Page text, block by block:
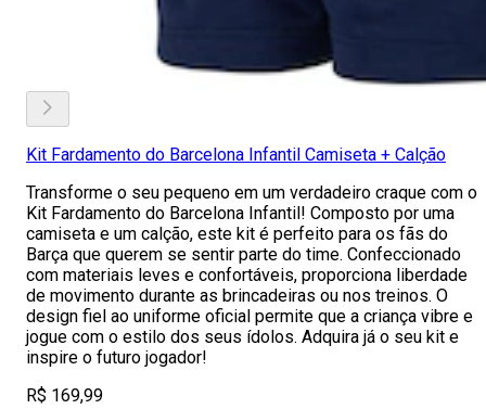
Kit Fardamento do Barcelona Infantil Camiseta + Calção
Transforme o seu pequeno em um verdadeiro craque com o
Kit Fardamento do Barcelona Infantil! Composto por uma
camiseta e um calção, este kit é perfeito para os fãs do
Barça que querem se sentir parte do time. Confeccionado
com materiais leves e confortáveis, proporciona liberdade
de movimento durante as brincadeiras ou nos treinos. O
design fiel ao uniforme oficial permite que a criança vibre e
jogue com o estilo dos seus ídolos. Adquira já o seu kit e
inspire o futuro jogador!
R$ 169,99